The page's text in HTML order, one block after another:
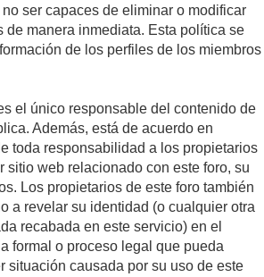
ser capaces de eliminar o modificar
de manera inmediata. Esta política se
de los perfiles de los miembros
el único responsable del contenido de
Además, está de acuerdo en
toda responsabilidad a los propietarios
sitio web relacionado con este foro, su
Los propietarios de este foro también
a revelar su identidad (o cualquier otra
recabada en este servicio) en el
formal o proceso legal que pueda
situación causada por su uso de este